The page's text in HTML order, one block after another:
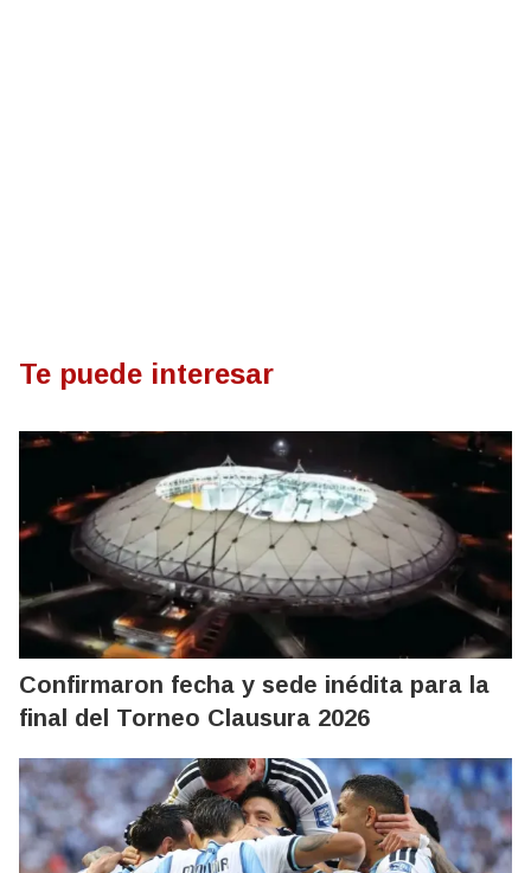
Te puede interesar
Confirmaron fecha y sede inédita para la
final del Torneo Clausura 2026